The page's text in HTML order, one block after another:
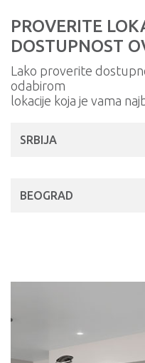
PROVERITE
DOSTUPNOST
Lako proverite
odabirom
lokacije koja je vama
SRBIJA
BEOGRAD